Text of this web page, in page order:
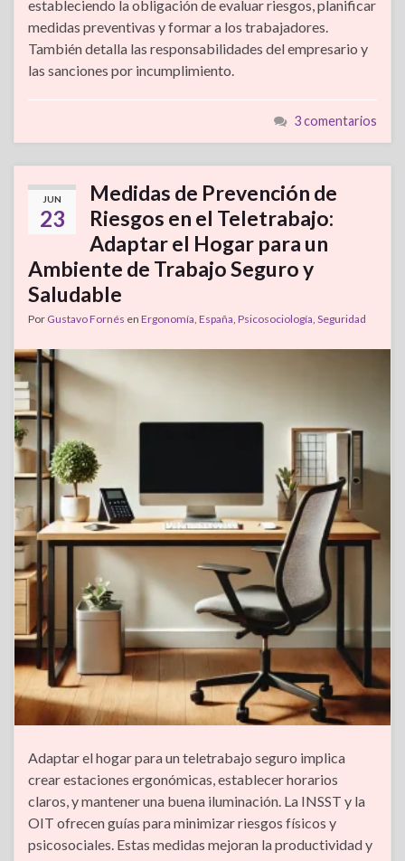
estableciendo la obligación de evaluar riesgos, planificar
medidas preventivas y formar a los trabajadores.
También detalla las responsabilidades del empresario y
las sanciones por incumplimiento.
3 comentarios
JUN
23
Medidas de Prevención de
Riesgos en el Teletrabajo:
Adaptar el Hogar para un
Ambiente de Trabajo Seguro y
Saludable
Por Gustavo Fornés en Ergonomía España Psicosociología Seguridad
Adaptar el hogar para un teletrabajo seguro implica
crear estaciones ergonómicas, establecer horarios
claros, y mantener una buena iluminación. La INSST y la
OIT ofrecen guías para minimizar riesgos físicos y
psicosociales. Estas medidas mejoran la productividad y